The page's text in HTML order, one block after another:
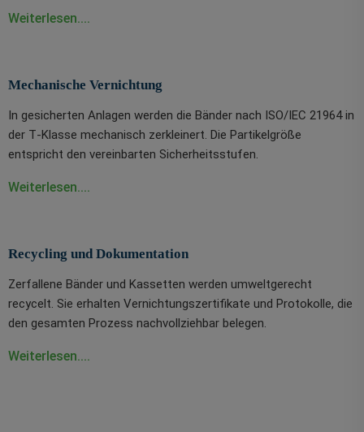
Weiterlesen....
Mechanische Vernichtung
In gesicherten Anlagen werden die Bänder nach ISO/IEC 21964 in
der T‑Klasse mechanisch zerkleinert. Die Partikelgröße
entspricht den vereinbarten Sicherheitsstufen.
Weiterlesen....
Recycling und Dokumentation
Zerfallene Bänder und Kassetten werden umweltgerecht
recycelt. Sie erhalten Vernichtungszertifikate und Protokolle, die
den gesamten Prozess nachvollziehbar belegen.
Weiterlesen....